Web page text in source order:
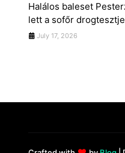
Halálos baleset
lett a sofőr drogtesztje
July 17, 2026